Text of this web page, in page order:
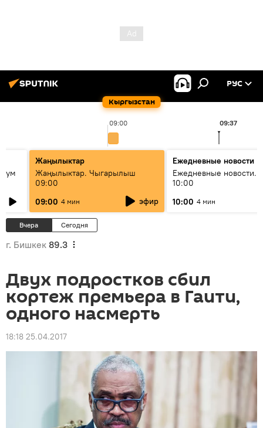
Кыргызстан
РУС
09:00 09:37
Жаңылыктар
Жаңылыктар. Чыгарылыш
09:00
09:00 4 мин эфир
Ежедневные новости
Ежедневные новости.
10:00
10:00 4 мин
Вчера Сегодня
г. Бишкек 89.3
Двух подростков сбил
кортеж премьера в Гаити,
одного насмерть
18:18 25.04.2017